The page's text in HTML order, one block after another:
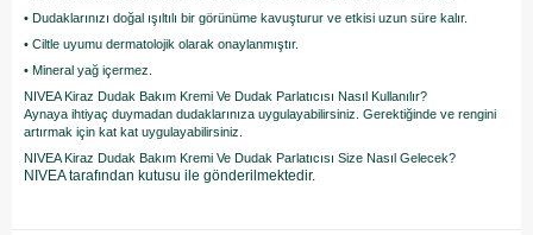
• Dudaklarınızı doğal ışıltılı bir görünüme kavuşturur ve etkisi uzun süre kalır.
• Ciltle uyumu dermatolojik olarak onaylanmıştır.
• Mineral yağ içermez.
NIVEA Kiraz Dudak Bakım Kremi Ve Dudak Parlatıcısı Nasıl Kullanılır?
Aynaya ihtiyaç duymadan dudaklarınıza uygulayabilirsiniz. Gerektiğinde ve rengini
artırmak için kat kat uygulayabilirsiniz.
NIVEA Kiraz Dudak Bakım Kremi Ve Dudak Parlatıcısı Size Nasıl Gelecek?
NIVEA tarafından kutusu ile gönderilmektedir.